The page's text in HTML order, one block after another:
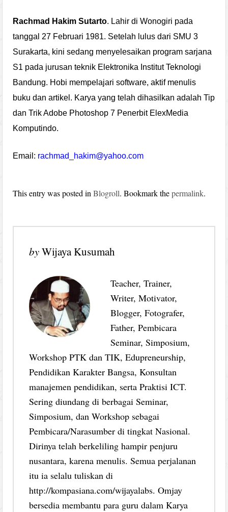
Rachmad Hakim Sutarto. Lahir di Wonogiri pada
tanggal 27 Februari 1981. Setelah lulus dari SMU 3
Surakarta, kini sedang menyelesaikan program sarjana
S1 pada jurusan teknik Elektronika Institut Teknologi
Bandung. Hobi mempelajari software, aktif menulis
buku dan artikel. Karya yang telah dihasilkan adalah Tip
dan Trik Adobe Photoshop 7 Penerbit ElexMedia
Komputindo.
Email: rachmad_hakim@yahoo.com
This entry was posted inBlogroll. Bookmark thepermalink.
byWijaya Kusumah
Teacher, Trainer,
Writer, Motivator,
Blogger, Fotografer,
Father, Pembicara
Seminar, Simposium,
Workshop PTK dan TIK, Edupreneurship,
Pendidikan Karakter Bangsa, Konsultan
manajemen pendidikan, serta Praktisi ICT.
Sering diundang di berbagai Seminar,
Simposium, dan Workshop sebagai
Pembicara/Narasumber di tingkat Nasional.
Dirinya telah berkeliling hampir penjuru
nusantara, karena menulis. Semua perjalanan
itu ia selalu tuliskan di
http://kompasiana.com/wijayalabs. Omjay
bersedia membantu para guru dalam Karya